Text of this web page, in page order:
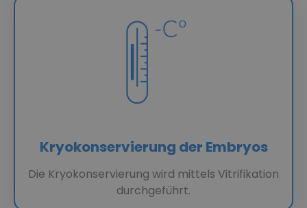
Kryokonservierung der Embryos
Die Kryokonservierung wird mittels Vitrifikation
durchgeführt.